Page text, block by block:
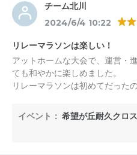
チーム北川
2024/6/4 10:22
リレーマラソンは楽しい！
アットホームな大会で、運営・
ても和やかに楽しめました。
リレーマラソンは初めてだった
また次回参加したいと思います。
イベント： 希望が丘耐久クロ